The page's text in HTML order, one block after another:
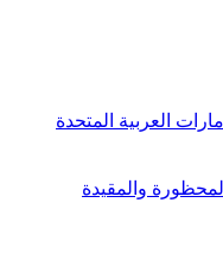
العربية المتحدة
المحظورة والمقيدة